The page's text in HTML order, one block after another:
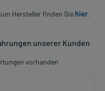
Hersteller finden Sie hier.
unserer Kunden
vorhanden